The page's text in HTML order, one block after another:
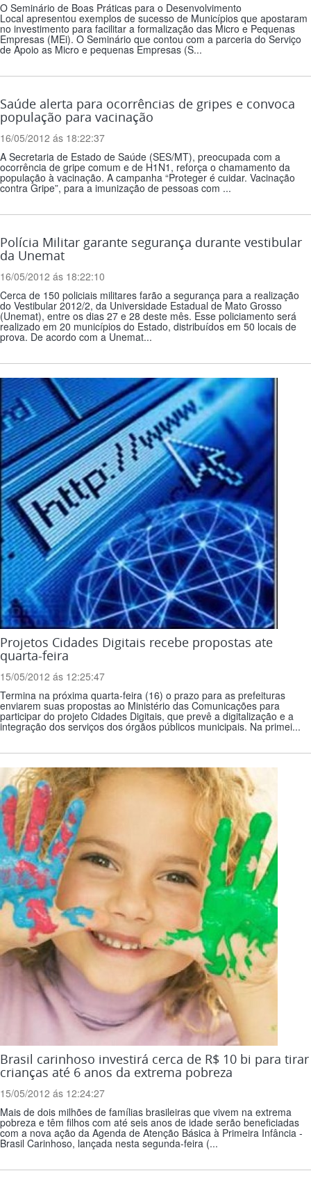
O Seminário de Boas Práticas para o Desenvolvimento
Local apresentou exemplos de sucesso de Municípios que apostaram
no investimento para facilitar a formalização das Micro e Pequenas
Empresas (MEi). O Seminário que contou com a parceria do Serviço
de Apoio as Micro e pequenas Empresas (S...
Saúde alerta para ocorrências de gripes e convoca
população para vacinação
16/05/2012 ás 18:22:37
A Secretaria de Estado de Saúde (SES/MT), preocupada com a
ocorrência de gripe comum e de H1N1, reforça o chamamento da
população à vacinação. A campanha “Proteger é cuidar. Vacinação
contra Gripe”, para a imunização de pessoas com ...
Polícia Militar garante segurança durante vestibular
da Unemat
16/05/2012 ás 18:22:10
Cerca de 150 policiais militares farão a segurança para a realização
do Vestibular 2012/2, da Universidade Estadual de Mato Grosso
(Unemat), entre os dias 27 e 28 deste mês. Esse policiamento será
realizado em 20 municípios do Estado, distribuídos em 50 locais de
prova. De acordo com a Unemat...
Projetos Cidades Digitais recebe propostas ate
quarta-feira
15/05/2012 ás 12:25:47
Termina na próxima quarta-feira (16) o prazo para as prefeituras
enviarem suas propostas ao Ministério das Comunicações para
participar do projeto Cidades Digitais, que prevê a digitalização e a
integração dos serviços dos órgãos públicos municipais. Na primei...
Brasil carinhoso investirá cerca de R$ 10 bi para tirar
crianças até 6 anos da extrema pobreza
15/05/2012 ás 12:24:27
Mais de dois milhões de famílias brasileiras que vivem na extrema
pobreza e têm filhos com até seis anos de idade serão beneficiadas
com a nova ação da Agenda de Atenção Básica à Primeira Infância -
Brasil Carinhoso, lançada nesta segunda-feira (...